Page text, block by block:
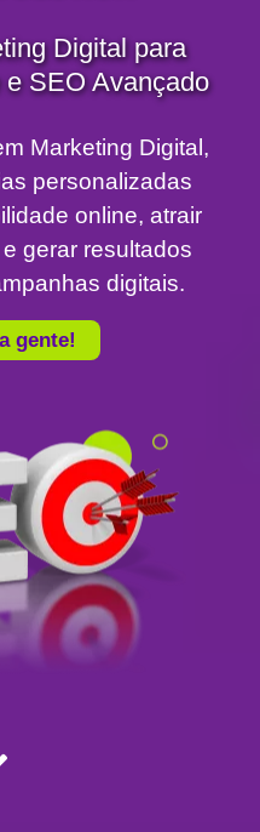
Digital para
SEO Avançado
Marketing Digital,
personalizadas
online, atrair
gerar resultados
digitais.
gente!